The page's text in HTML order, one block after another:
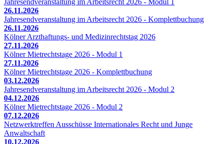
Jahresendveranstaltung im Arbeitsrecht 2026 - Modul 1
26.11.2026
Jahresendveranstaltung im Arbeitsrecht 2026 - Komplettbuchung
26.11.2026
Kölner Arzthaftungs- und Medizinrechtstag 2026
27.11.2026
Kölner Mietrechtstage 2026 - Modul 1
27.11.2026
Kölner Mietrechtstage 2026 - Komplettbuchung
03.12.2026
Jahresendveranstaltung im Arbeitsrecht 2026 - Modul 2
04.12.2026
Kölner Mietrechtstage 2026 - Modul 2
07.12.2026
Netzwerktreffen Ausschüsse Internationales Recht und Junge
Anwaltschaft
10.12.2026